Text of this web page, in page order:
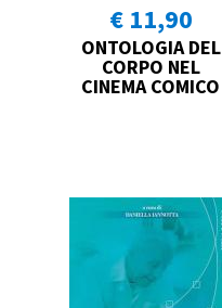
€ 11,90
ONTOLOGIA DEL
CORPO NEL
CINEMA COMICO